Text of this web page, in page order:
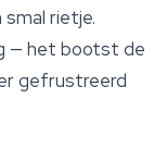
rietje.
— het bootst de
gefrustreerd